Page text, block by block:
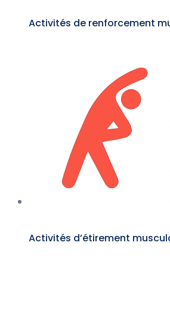
Activités de renforcement
Activités d’étirement